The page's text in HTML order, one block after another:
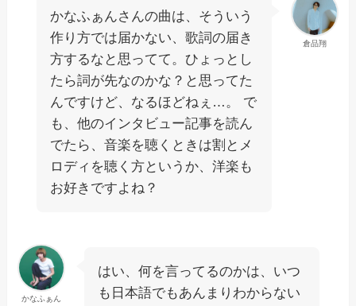
倉品翔
かなふぁんさんの曲は、そういう
作り方では届かない、歌詞の届き
方するなと思ってて。ひょっとし
たら詞が先なのかな？と思ってた
んですけど、なるほどねぇ…。 で
も、他のインタビュー記事を読ん
でたら、音楽を聴くときは割とメ
ロディを聴く方というか、洋楽も
お好きですよね？
かなふぁん
はい、何を言ってるのかは、いつ
も日本語でもあんまりわからない